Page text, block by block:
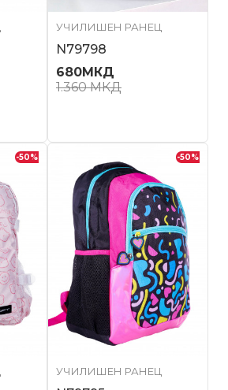
УЧИЛИШЕН РАНЕЦ
N79798
680МКД
1.360МКД
-50% -50%
УЧИЛИШЕН РАНЕЦ